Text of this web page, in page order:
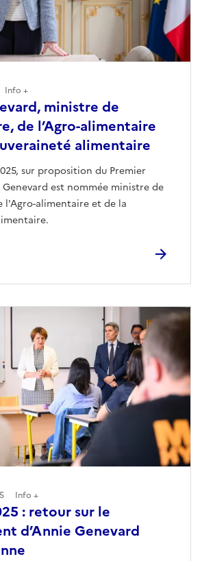
ministre de
de l’Agro-alimentaire
alimentaire
sur proposition du Premier
est nommée ministre de
l'Agro-alimentaire et de la
Info +
: retour sur le
d’Annie Genevard
Info +